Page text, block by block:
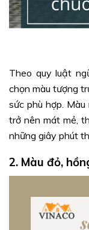
Theo quy luật
chọn màu tượng
sức phù hợp.
trở nên mát mẻ,
những giây phút
2. Màu đỏ,